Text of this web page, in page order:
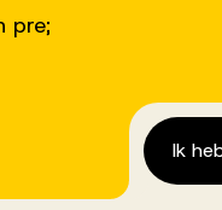
pre;
Ik